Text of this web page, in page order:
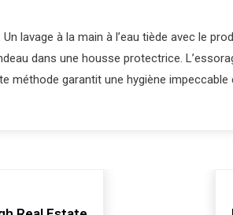
lavage à la main à l’eau tiède avec le
dans une housse protectrice.
méthode garantit une hygiène